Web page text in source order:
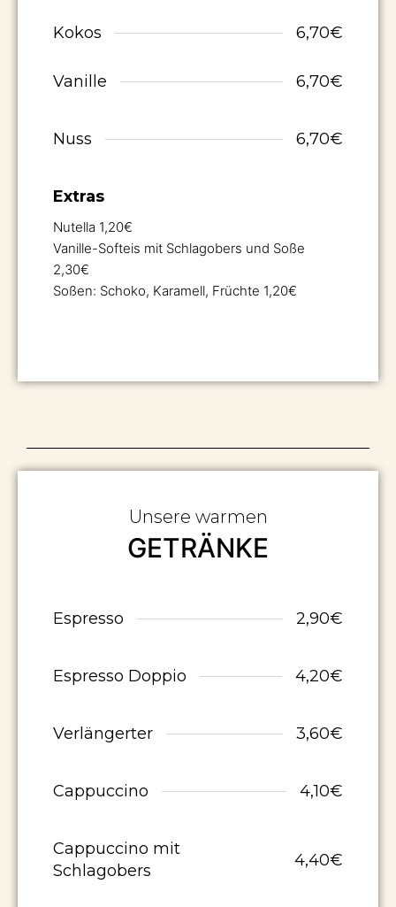
Kokos 6,70€
Vanille 6,70€
Nuss 6,70€
Extras
Nutella 1,20€
Vanille-Softeis mit Schlagobers und Soße
2,30€
Soßen: Schoko, Karamell, Früchte 1,20€
Unsere warmen
GETRÄNKE
Espresso 2,90€
Espresso Doppio 4,20€
Verlängerter 3,60€
Cappuccino 4,10€
Cappuccino mit
Schlagobers
4,40€